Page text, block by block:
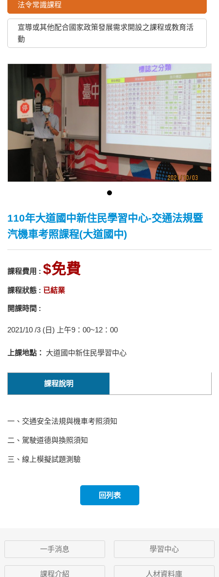
法令常識課程
宣導或其他配合國家政策發展需求開設之課程或教育活
動
110年大道國中新住民學習中心-交通法規暨
汽機車考照課程(大道國中)
課程費用 : 免費
課程狀態 : 已結業
開課時間 :
2021/10 /3 (日) 上午9：00~12：00
上課地點： 大道國中新住民學習中心
課程說明
一、交通安全法規與機車考照須知
二、駕駛道德與換照須知
三、線上模擬試題測驗
回列表
一手消息 學習中心
課程介紹 人材資料庫